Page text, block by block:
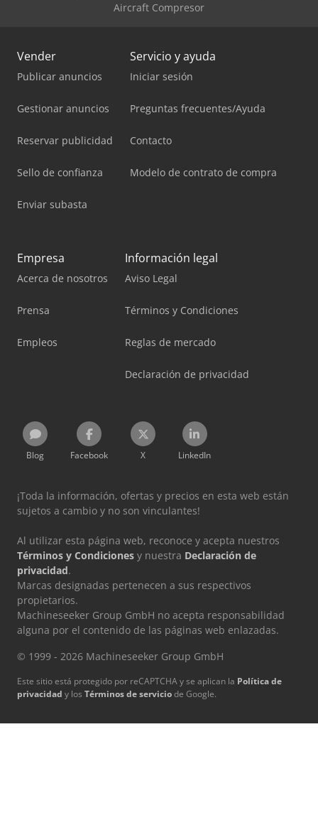
Aircraft Compresor
Vender
Publicar anuncios
Gestionar anuncios
Reservar publicidad
Sello de confianza
Enviar subasta
Servicio y ayuda
Iniciar sesión
Preguntas frecuentes/Ayuda
Contacto
Modelo de contrato de compra
Empresa
Acerca de nosotros
Prensa
Empleos
Información legal
Aviso Legal
Términos y Condiciones
Reglas de mercado
Declaración de privacidad
Blog Facebook X LinkedIn
¡Toda la información, ofertas y precios en esta web están
sujetos a cambio y no son vinculantes!
Al utilizar esta página web, reconoce y acepta nuestros
Términos y Condiciones y nuestra Declaración de
privacidad.
Marcas designadas pertenecen a sus respectivos
propietarios.
Machineseeker Group GmbH no acepta responsabilidad
alguna por el contenido de las páginas web enlazadas.
© 1999 - 2026 Machineseeker Group GmbH
Este sitio está protegido por reCAPTCHA y se aplican la Política de
privacidad y los Términos de serviciode Google.